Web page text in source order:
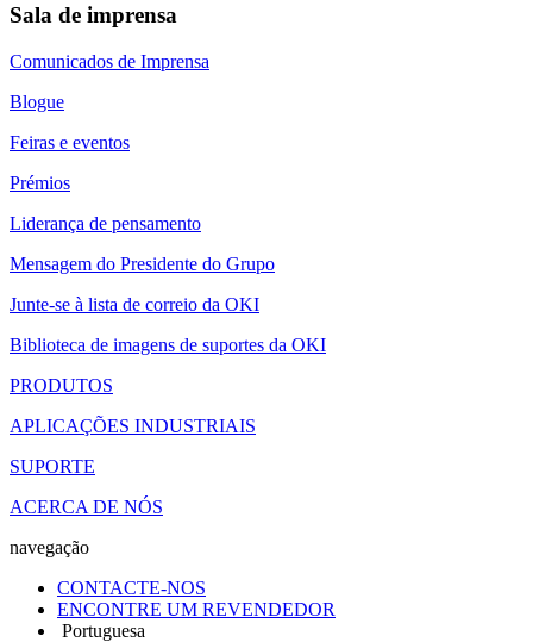
Sala de imprensa
Comunicados de Imprensa
Blogue
Feiras e eventos
Prémios
Liderança de pensamento
Mensagem do Presidente do Grupo
Junte-se à lista de correio da OKI
Biblioteca de imagens de suportes da OKI
PRODUTOS
APLICAÇÕES INDUSTRIAIS
SUPORTE
ACERCA DE NÓS
navegação
CONTACTE-NOS
ENCONTRE UM REVENDEDOR
Portuguesa